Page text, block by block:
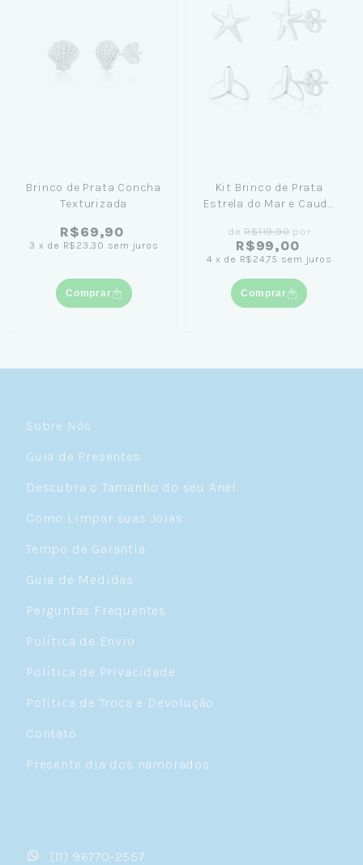
Brinco de Prata Concha
Texturizada
R$69,90
3 x de R$23,30 sem juros
Comprar
Kit Brinco de Prata
Estrela do Mar e Cauda
deR$119,90 por
R$99,00
4 x de R$24,75 sem juros
Comprar
Sobre Nós
Guia de Presentes
Descubra o Tamanho do seu Anel
Como Limpar suas Joias
Tempo de Garantia
Guia de Medidas
Perguntas Frequentes
Política de Envio
Política de Privacidade
Política de Troca e Devolução
Contato
Presente dia dos namorados
(11) 96770-2557